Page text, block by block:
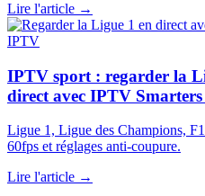
Lire l'article →
IPTV
IPTV sport : regarder la
direct avec IPTV
Ligue 1, Ligue des Champions,
60fps et réglages anti-coupure.
Lire l'article →